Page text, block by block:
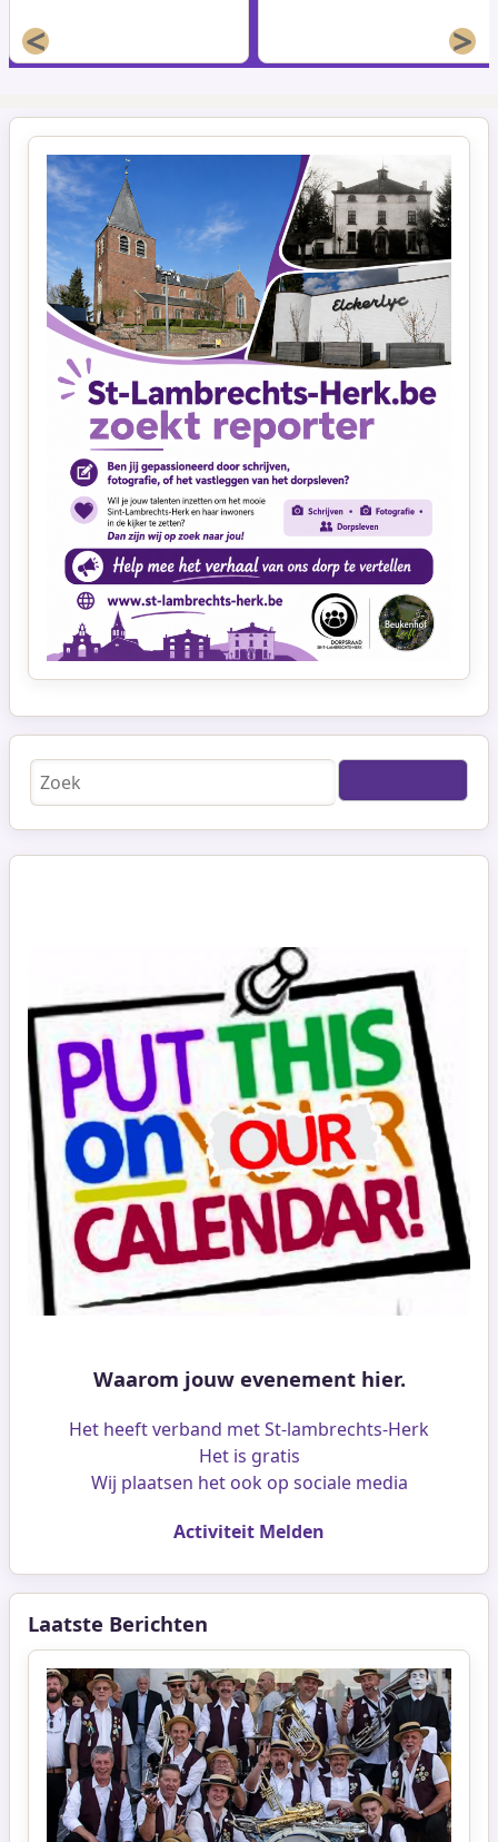
< >
Zoeken
Waarom jouw evenement hier.
Het heeft verband met St-lambrechts-Herk
Het is gratis
Wij plaatsen het ook op sociale media
Activiteit Melden
Laatste Berichten